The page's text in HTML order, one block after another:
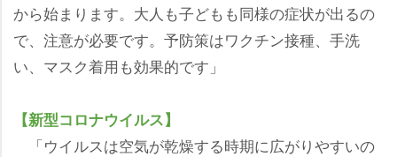
から始まります。大人も子どもも同様の症状が出るの
で、注意が必要です。予防策はワクチン接種、手洗
い、マスク着用も効果的です」
【新型コロナウイルス】
「ウイルスは空気が乾燥する時期に広がりやすいの